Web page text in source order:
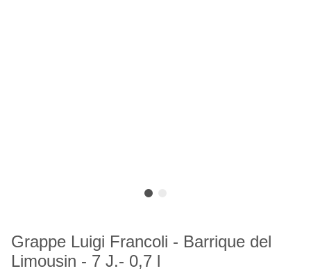
Grappe Luigi Francoli - Barrique del
Limousin - 7 J.- 0,7 l